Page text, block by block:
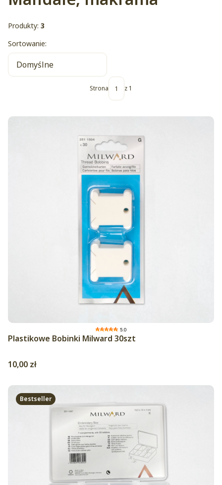
Produkty: 3
Lista produktów
Sortowanie:
Domyślne
Strona z 1
5.0
Plastikowe Bobinki Milward 30szt
Cena
10,00 zł
Bestseller